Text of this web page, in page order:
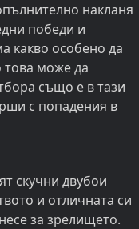
накланя
победи и
какво особено да
това може да
също е в тази
с попадения в
скучни двубои
и отличната си
за зрелището.